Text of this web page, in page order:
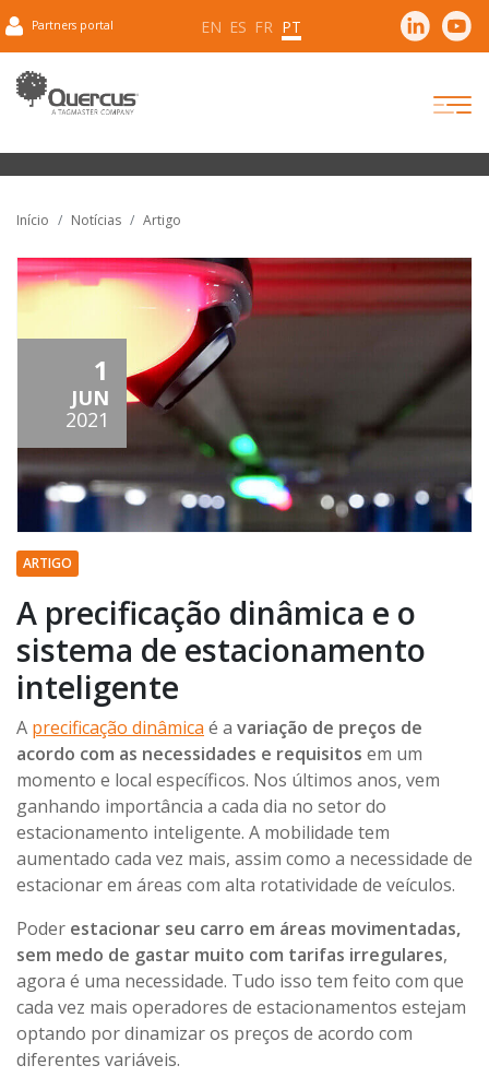
Partners portal EN ES FR PT
Início Notícias Artigo
1
JUN
2021
ARTIGO
A precificação dinâmica e o
sistema de estacionamento
inteligente
A precificação dinâmica é a variação de preços de
acordo com as necessidades e requisitos em um
momento e local específicos. Nos últimos anos, vem
ganhando importância a cada dia no setor do
estacionamento inteligente. A mobilidade tem
aumentado cada vez mais, assim como a necessidade de
estacionar em áreas com alta rotatividade de veículos.
Poder estacionar seu carro em áreas movimentadas,
sem medo de gastar muito com tarifas irregulares,
agora é uma necessidade. Tudo isso tem feito com que
cada vez mais operadores de estacionamentos estejam
optando por dinamizar os preços de acordo com
diferentes variáveis.